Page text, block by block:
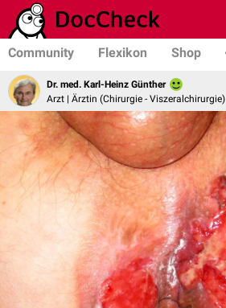
Community Flexikon Shop
Dr. med. Karl-Heinz Günther
Arzt | Ärztin (Chirurgie - Viszeralchirurgie)